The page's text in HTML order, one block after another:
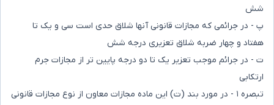
شش
پ - در جرائمی که مجازات قانونی آنها شلاق حدی است سی و یک تا
هفتاد و چهار ضربه شلاق تعزیری درجه شش
ت - در جرائم موجب تعزیر یک تا دو درجه پایین تر از مجازات جرم
ارتکابی
تبصره ۱ - در مورد بند (ت) این ماده مجازات معاون از نوع مجازات قانونی